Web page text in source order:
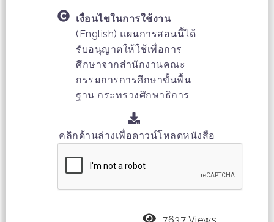
เงื่อนไขในการใช้งาน
(English) แผนการสอนนี้ได้
รับอนุญาตให้ใช้เพื่อการ
ศึกษาจากสำนักงานคณะ
กรรมการการศึกษาขั้นพื้น
ฐาน กระทรวงศึกษาธิการ
คลิกด้านล่างเพื่อดาวน์โหลดหนังสือ